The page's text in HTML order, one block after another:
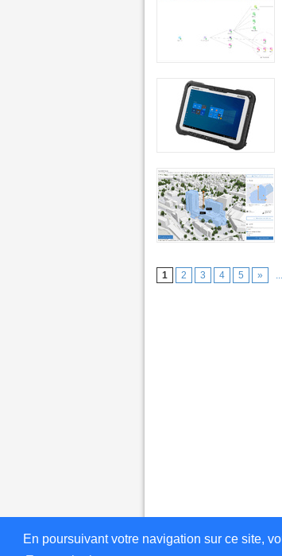
En poursuivant votre navigation sur ce site,
1 2 3 4 5 » ...